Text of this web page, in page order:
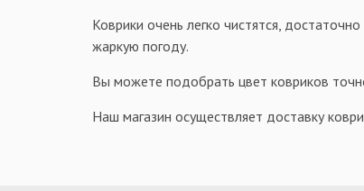
Коврики очень легко чистятся,
жаркую погоду.
Вы можете подобрать цвет ковриков
Наш магазин осуществляет доставку